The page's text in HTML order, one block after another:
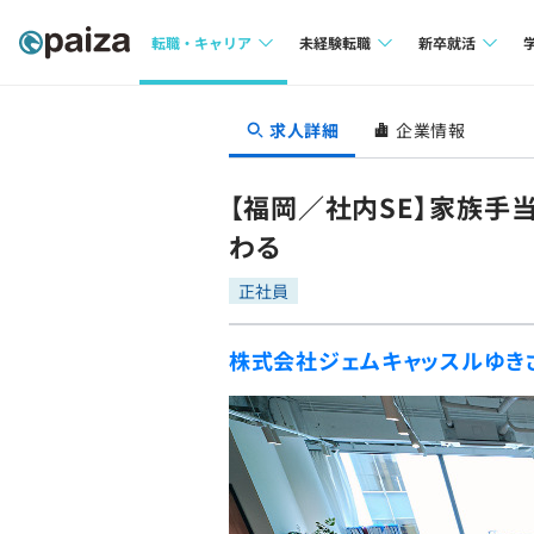
転職・キャリア
転職成功ガイド
未経験転職
求人検索
転職成功ガイド
新卒就活
本選考
インターン
インタビュー
就活成功ガイド
求人詳細 企業情報
【福岡／社内SE】家族
わる
正社員
株式会社ジェムキャッスルゆき